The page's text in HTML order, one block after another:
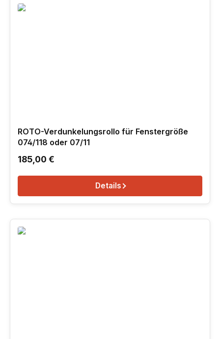
ROTO-Verdunkelungsrollo für Fenstergröße
074/118 oder 07/11
Regulärer Preis:
185,00 €
Details